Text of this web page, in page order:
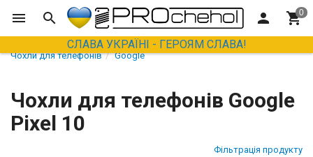
СЛАВА УКРАЇНІ - ГЕРОЯМ СЛАВА!
Чохли для телефонів Google
Чохли для телефонів Google
Pixel 10
Фільтрація продукту